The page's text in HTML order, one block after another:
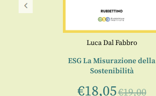
Luca Dal Fabbro
ESG La Misurazione della
Sostenibilità
€18,05€19,00